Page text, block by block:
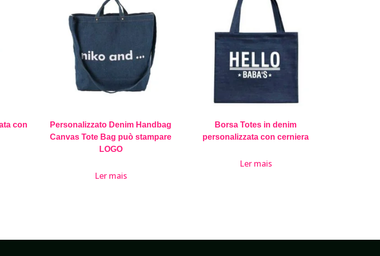
con
Personalizzato Denim Handbag
Canvas Tote Bag può stampare
LOGO
Ler mais
Borsa Totes in denim
personalizzata con cerniera
Ler mais